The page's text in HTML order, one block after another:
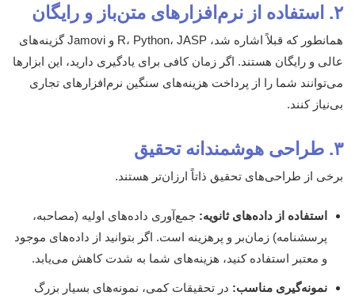
۲. استفاده از نرم‌افزارهای متن‌باز و رایگان
همانطور که قبلاً اشاره شد، R، Python، JASP و Jamovi گزینه‌های
عالی و رایگان هستند. اگر زمان کافی برای یادگیری دارید، این ابزارها
می‌توانند شما را از پرداخت هزینه‌های سنگین نرم‌افزارهای تجاری
بی‌نیاز کنند.
۳. طراحی هوشمندانه تحقیق
برخی از طراحی‌های تحقیق ذاتاً ارزان‌تر هستند.
استفاده از داده‌های ثانویه: جمع‌آوری داده‌های اولیه (مصاحبه،
پرسشنامه) زمان‌بر و پرهزینه است. اگر بتوانید از داده‌های موجود
و معتبر استفاده کنید، هزینه‌های شما به شدت کاهش می‌یابد.
نمونه‌گیری مناسب: در تحقیقات کمی، نمونه‌های بسیار بزرگ